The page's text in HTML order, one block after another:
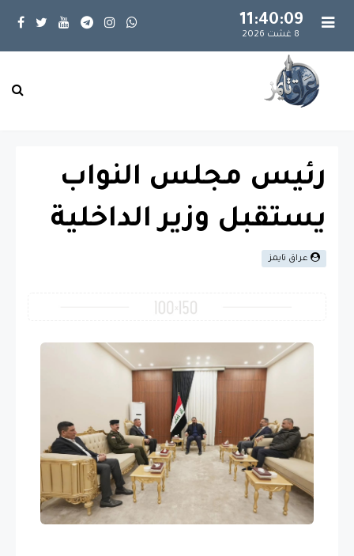
11:40:10
8 غشت 2026
رئيس مجلس النواب
يستقبل وزير الداخلية
عراق تايمز